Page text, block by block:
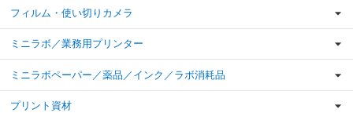
フィルム・使い切りカメラ
ミニラボ／業務用プリンター
ミニラボペーパー／薬品／インク／ラボ消耗品
プリント資材